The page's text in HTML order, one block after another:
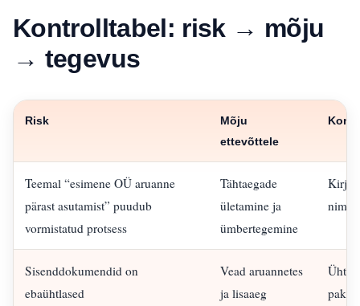
Kontrolltabel: risk → mõju
→ tegevus
Risk
Mõju
ettevõttele
Teemal “esimene OÜ aruanne
pärast asutamist” puudub
vormistatud protsess
Tähtaegade
ületamine ja
ümbertegemine
Sisenddokumendid on
ebaühtlased
Vead aruannetes
ja lisaaeg